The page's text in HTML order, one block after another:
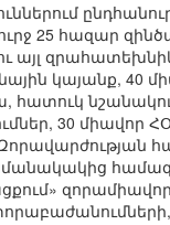
25 հազար
այլ
կայանք, 40
30 միավոր